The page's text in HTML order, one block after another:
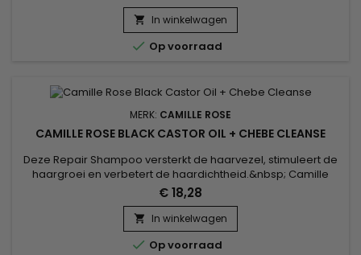
transformeren in een soepel en zijdeachtig materiaal.
Camille Rose Curlaide Moisture Butter bedekt het haar over
de gehele lengte om de schubben te verzegelen en de
vorming van gespleten...
 In winkelwagen
 Op voorraad
MERK: CAMILLE ROSE
CAMILLE ROSE BLACK CASTOR OIL + CHEBE CLEANSE
Deze Repair Shampoo versterkt de haarvezel, stimuleert de
haargroei en verbetert de haardichtheid.&nbsp; Camille
Rose Black Castor Oil en Chebe Cleanse bieden een
natuurlijk antwoord op de behoeften van verzwakt haar op
zoek naar vitaliteit.&nbsp; Ricinusolie, rijk aan vetzuren,
hydrateert diep en bevordert een gezonde groei, terwijl
zwarte...
€ 18,28
 In winkelwagen
 Op voorraad